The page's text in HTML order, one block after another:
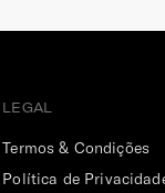
LEGAL
Termos & Condições
Política de